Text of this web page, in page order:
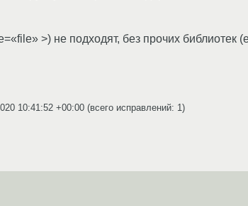
>) не подходят, без прочих библиотек
10:41:52 +00:00 (всего исправлений: 1)